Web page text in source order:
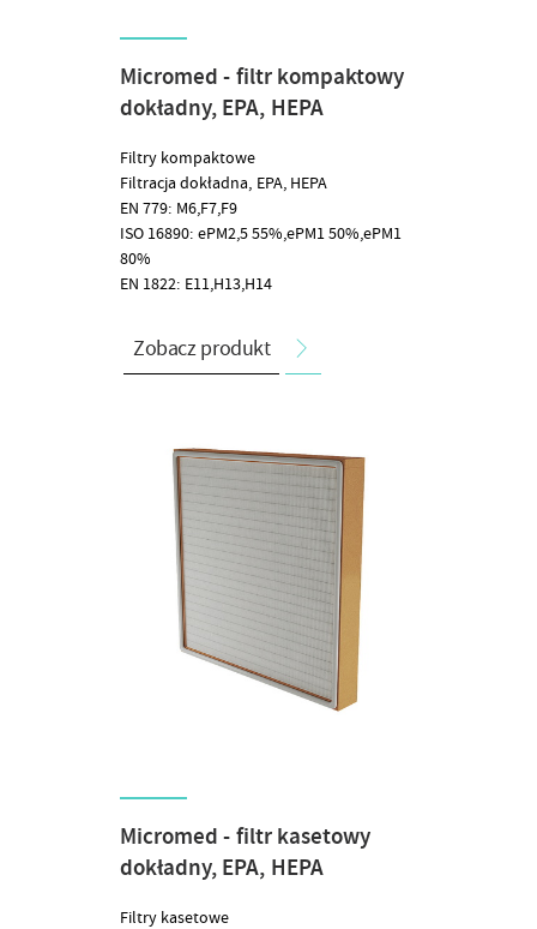
Micromed - filtr kompaktowy
dokładny, EPA, HEPA
Filtry kompaktowe
Filtracja dokładna, EPA, HEPA
EN 779: M6,F7,F9
ISO 16890: ePM2,5 55%,ePM1 50%,ePM1
80%
EN 1822: E11,H13,H14
Zobacz produkt
Micromed - filtr kasetowy
dokładny, EPA, HEPA
Filtry kasetowe